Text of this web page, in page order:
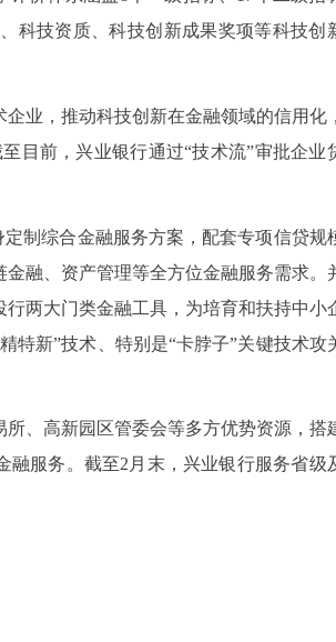
科技资质、科技创新成果奖项等科技创
业，推动科技创新在金融领域的信用化
目前，兴业银行通过“技术流”审批企业
制综合金融服务方案，配套专项信贷规
融、资产管理等全方位金融服务需求。
两大门类金融工具，为培育和扶持中小
特新”技术、特别是“卡脖子”关键技术攻
、高新园区管委会等多方优势资源，搭
融服务。截至2月末，兴业银行服务省级